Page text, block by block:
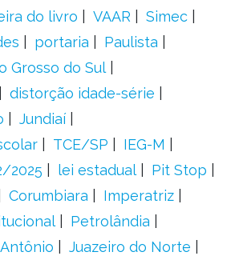
do livro VAAR
Simec
portaria
Paulista
Grosso do Sul
distorção idade-série
Jundiaí
TCE/SP
IEG-M
2025 lei estadual
Pit Stop
Corumbiara
Imperatriz
Petrolândia
Juazeiro do Norte